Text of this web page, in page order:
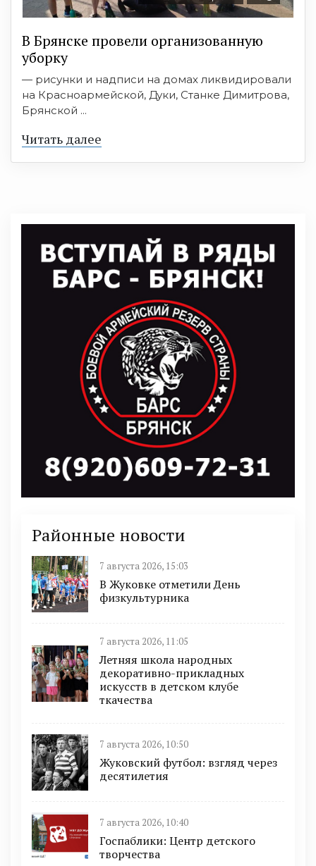
В Брянске провели организованную
уборку
— рисунки и надписи на домах ликвидировали
на Красноармейской, Дуки, Станке Димитрова,
Брянской ...
Читать далее
Районные новости
7 августа 2026, 15:03
В Жуковке отметили День
физкультурника
7 августа 2026, 11:05
Летняя школа народных
декоративно-прикладных
искусств в детском клубе
ткачества
7 августа 2026, 10:50
Жуковский футбол: взгляд через
десятилетия
7 августа 2026, 10:40
Госпаблики: Центр детского
творчества